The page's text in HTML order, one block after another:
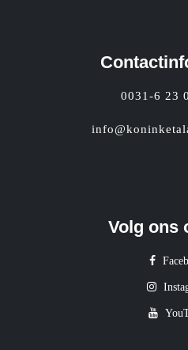
0031-6 23
Volg ons